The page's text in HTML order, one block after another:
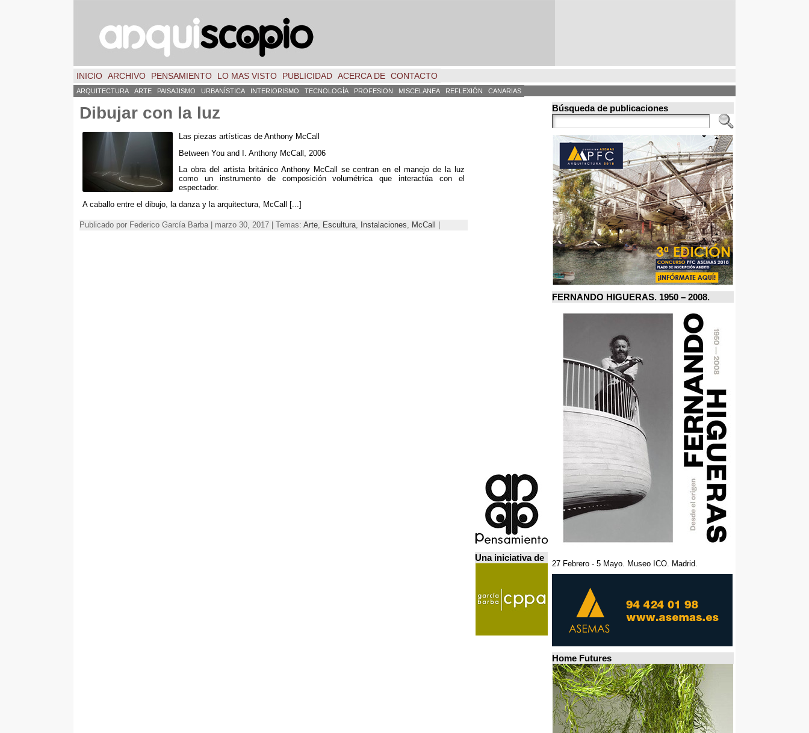
INICIO ARCHIVO PENSAMIENTO LO MAS VISTO PUBLICIDAD ACERCA DE CONTACTO
ARQUITECTURA ARTE PAISAJISMO URBANÍSTICA INTERIORISMO TECNOLOGÍA PROFESION MISCELANEA REFLEXIÓN CANARIAS
Dibujar con la luz
Las piezas artísticas de Anthony McCall
Between You and I. Anthony McCall, 2006
La obra del artista británico Anthony McCall se centran en el manejo de la luz
como un instrumento de composición volumétrica que interactúa con el
espectador.
A caballo entre el dibujo, la danza y la arquitectura, McCall [...]
Publicado por Federico García Barba | marzo 30, 2017 | Temas: Arte Escultura Instalaciones McCall
Una iniciativa de
Búsqueda de publicaciones
FERNANDO HIGUERAS. 1950 – 2008.
27 Febrero - 5 Mayo. Museo ICO. Madrid.
Home Futures